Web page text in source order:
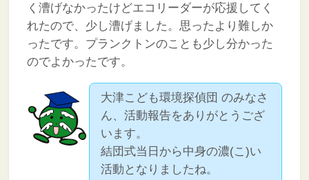
く漕げなかったけどエコリーダーが応援してく
れたので、少し漕げました。思ったより難しか
ったです。プランクトンのことも少し分かった
のでよかったです。
大津こども環境探偵団 のみなさ
ん、活動報告をありがとうござ
います。
結団式当日から中身の濃(こ)い
活動となりましたね。